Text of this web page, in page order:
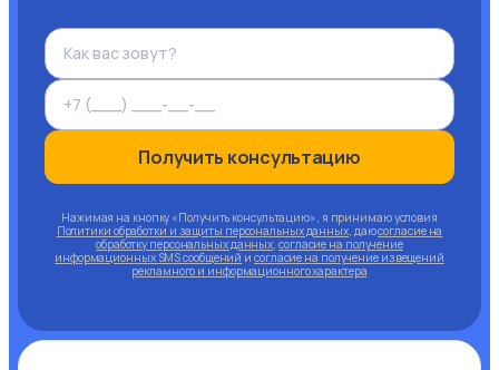
Получить консультацию
Нажимая на кнопку «Получить консультацию», я принимаю условия
Политики обработки и защиты персональных данных, даюсогласие на
обработку персональных данных, согласие на получение
информационных SMS сообщений и согласие на получение извещений
рекламного и информационного характера